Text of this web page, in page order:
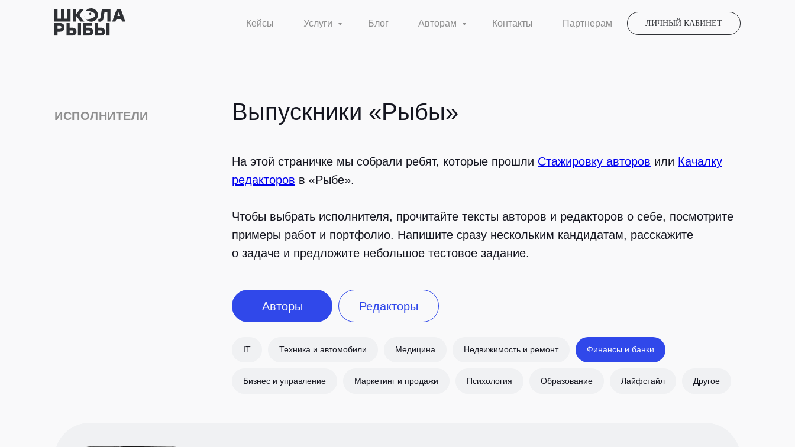
Кейсы Услуги Блог Авторам Контакты Партнерам ЛИЧНЫЙ КАБИНЕТ
ИСПОЛНИТЕЛИ Выпускники «Рыбы»
На этой страничке мы собрали ребят, которые прошли Стажировку авторов или Качалку
редакторов в «Рыбе».
Чтобы выбрать исполнителя, прочитайте тексты авторов и редакторов о себе, посмотрите
примеры работ и портфолио. Напишите сразу нескольким кандидатам, расскажите
о задаче и предложите небольшое тестовое задание.
Авторы Редакторы
IT Техника и автомобили Медицина Недвижимость и ремонт Финансы и банки
Бизнес и управление Маркетинг и продажи Психология Образование Лайфстайл Другое